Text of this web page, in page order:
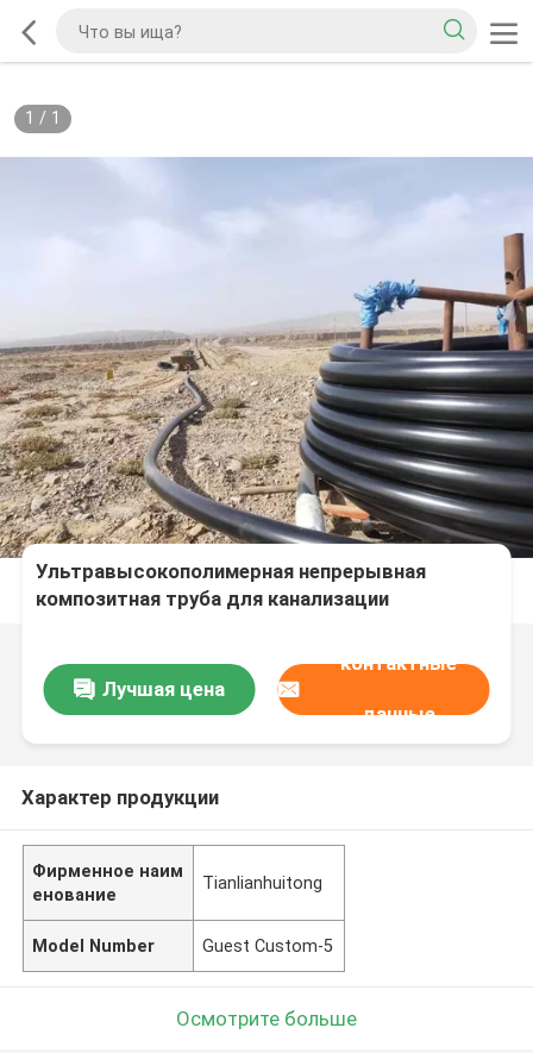
1 / 1
Ультравысокополимерная непрерывная
композитная труба для канализации
транспортировки жидкости
Лучшая цена
контактные
данные
Характер продукции
Фирменное наим
енование
Tianlianhuitong
Model Number Guest Custom-5
Осмотрите больше